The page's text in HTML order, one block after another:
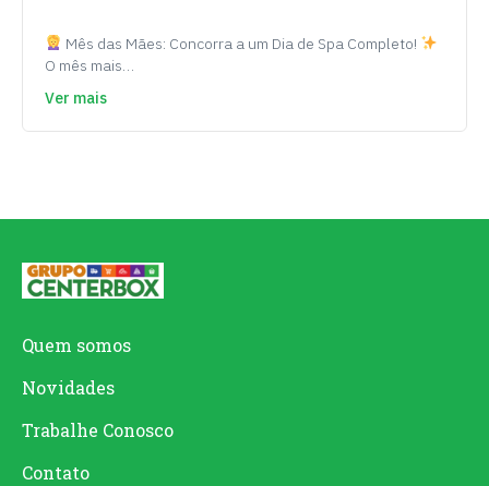
Mês das Mães: Concorra a um Dia de Spa Completo!
O mês mais…
Ver mais
Quem somos
Novidades
Trabalhe Conosco
Contato